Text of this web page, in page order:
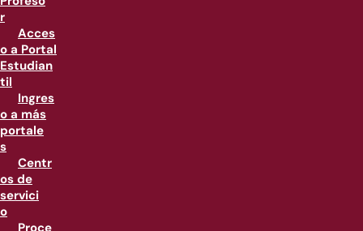
r
Acces
o a Portal
Estudian
til
Ingres
o a más
portale
s
Centr
os de
servici
o
Proce